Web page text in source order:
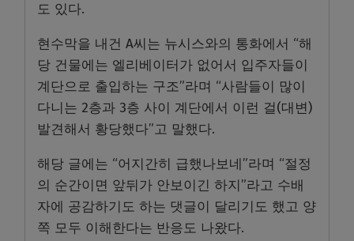
도 있다.
현수막을 내건 A씨는 뉴시스와의 통화에서 “해
당 건물에는 엘리베이터가 없어서 입주자들이
계단으로 출입하는 구조”라며 “사람들이 많이
다니는 2층과 3층 사이 계단에서 이런 걸(대변)
발견해서 황당했다”고 말했다.
해당 글에는 “어지간히 급했나보네”라며 “절정
의 순간이면 앞뒤가 안보이긴 하지”라고 수배
자에 공감하기도 하는 댓글이 달리기도 했고 양
쪽 모두 이해한다는 반응도 나왔다.